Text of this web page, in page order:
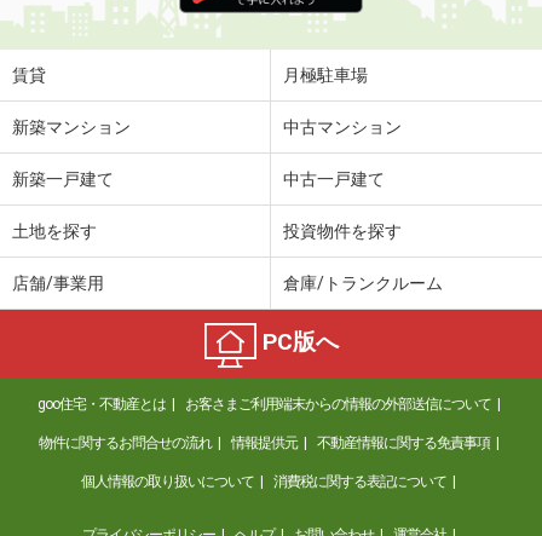
住 所
兵庫県西宮市中浜町
専有面積
兵庫県神戸市兵庫区湊町２丁目
6.35万円
兵庫県宝塚市南口１丁目
7.20万円
住 所
兵庫県宝塚市南口１丁目
専有面積 26m²
間取り
1K
兵庫県神戸市西区丸塚１
賃貸 月極駐車場
新築マンション 中古マンション
新築一戸建て 中古一戸建て
土地を探す 投資物件を探す
店舗/事業用 倉庫/トランクルーム
PC版へ
goo住宅・不動産とは お客さまご利用端末からの情報の外部送信について
物件に関するお問合せの流れ 情報提供元 不動産情報に関する免責事項
個人情報の取り扱いについて 消費税に関する表記について